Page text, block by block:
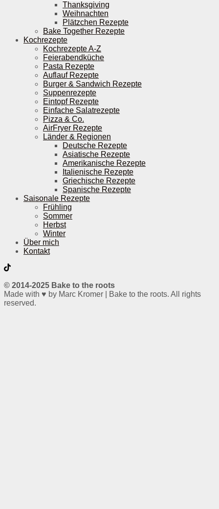
Thanksgiving
Weihnachten
Plätzchen Rezepte
Bake Together Rezepte
Kochrezepte
Kochrezepte A-Z
Feierabendküche
Pasta Rezepte
Auflauf Rezepte
Burger & Sandwich Rezepte
Suppenrezepte
Eintopf Rezepte
Einfache Salatrezepte
Pizza & Co.
AirFryer Rezepte
Länder & Regionen
Deutsche Rezepte
Asiatische Rezepte
Amerikanische Rezepte
Italienische Rezepte
Griechische Rezepte
Spanische Rezepte
Saisonale Rezepte
Frühling
Sommer
Herbst
Winter
Über mich
Kontakt
© 2014-2025 Bake to the roots
Made with ♥ by Marc Kromer | Bake to the roots. All rights
reserved.